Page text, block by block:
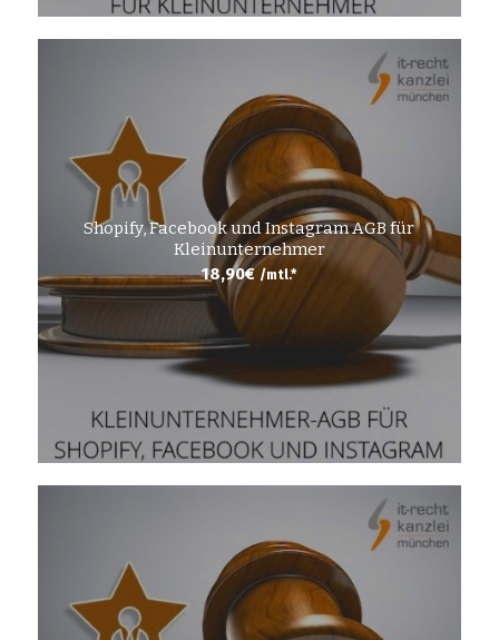
Shopify, Facebook und Instagram AGB für
Kleinunternehmer
18,90€ /mtl.*